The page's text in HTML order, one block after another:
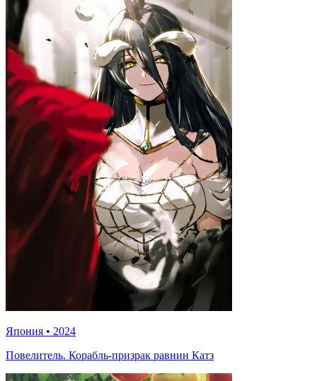
Япония • 2024
Повелитель. Корабль-призрак равнин Катз